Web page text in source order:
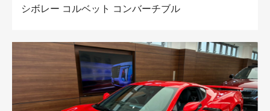
シボレー コルベット コンバーチブル